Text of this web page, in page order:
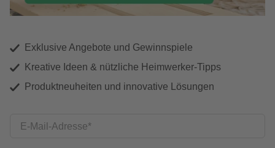
Exklusive Angebote und Gewinnspiele
Kreative Ideen & nützliche Heimwerker-Tipps
Produktneuheiten und innovative Lösungen
E-Mail-Adresse